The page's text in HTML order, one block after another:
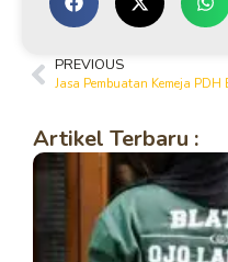
PREVIOUS
Artikel Terbaru :